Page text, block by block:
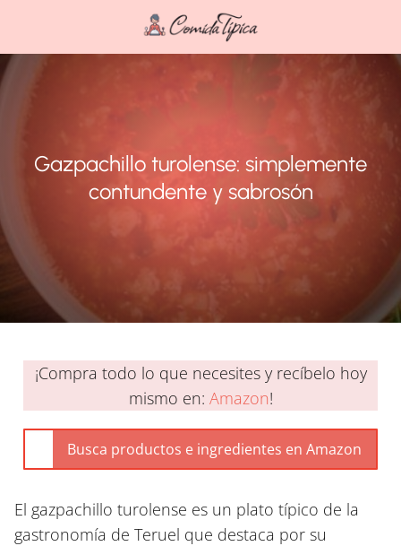
Gazpachillo turolense: simplemente
contundente y sabrosón
¡Compra todo lo que necesites y recíbelo hoy
mismo en: Amazon!
El gazpachillo turolense es un plato típico de la
gastronomía de Teruel que destaca por su